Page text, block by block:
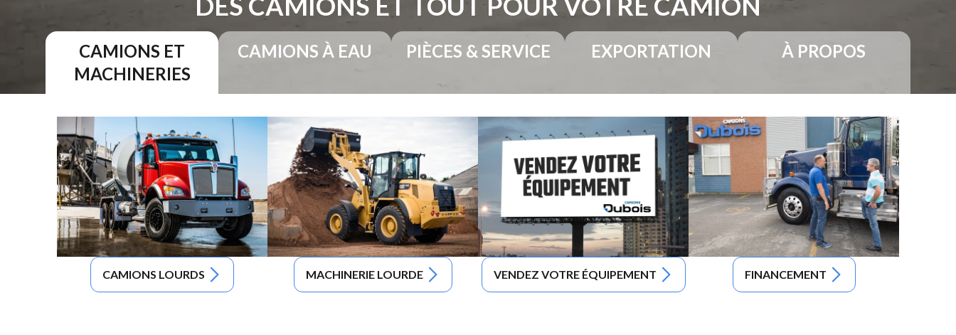
CAMIONS ET
MACHINERIES
CAMIONS À EAU PIÈCES & SERVICE EXPORTATION À PROPOS
CAMIONS LOURDS MACHINERIE LOURDE VENDEZ VOTRE ÉQUIPEMENT FINANCEMENT